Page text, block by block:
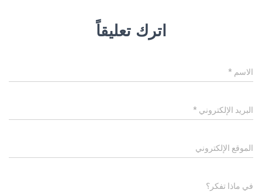
اترك تعليقاً
الاسم *
البريد الإلكتروني *
الموقع الإلكتروني
في ماذا تفكر؟